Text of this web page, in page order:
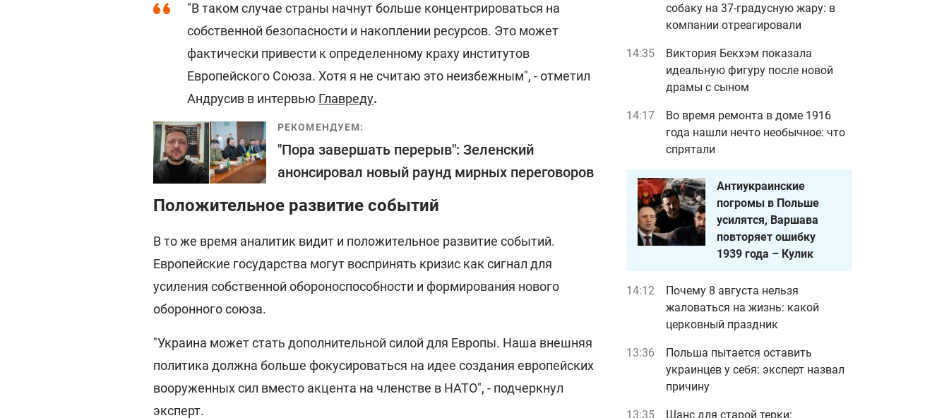
"В таком случае страны начнут больше концентрироваться на
собственной безопасности и накоплении ресурсов. Это может
фактически привести к определенному краху институтов
Европейского Союза. Хотя я не считаю это неизбежным", - отметил
Андрусив в интервью Главреду.
РЕКОМЕНДУЕМ:
"Пора завершать перерыв": Зеленский
анонсировал новый раунд мирных переговоров
Положительное развитие событий
В то же время аналитик видит и положительное развитие событий.
Европейские государства могут воспринять кризис как сигнал для
усиления собственной обороноспособности и формирования нового
оборонного союза.
"Украина может стать дополнительной силой для Европы. Наша внешняя
политика должна больше фокусироваться на идее создания европейских
вооруженных сил вместо акцента на членстве в НАТО", - подчеркнул
эксперт.
собаку на 37-градусную жару: в
компании отреагировали
14:35
Виктория Бекхэм показала
идеальную фигуру после новой
драмы с сыном
14:17
Во время ремонта в доме 1916
года нашли нечто необычное: что
спрятали
Антиукраинские
погромы в Польше
усилятся, Варшава
повторяет ошибку
1939 года – Кулик
14:12
Почему 8 августа нельзя
жаловаться на жизнь: какой
церковный праздник
13:36
Польша пытается оставить
украинцев у себя: эксперт назвал
причину
13:35 Шанс для старой терки: